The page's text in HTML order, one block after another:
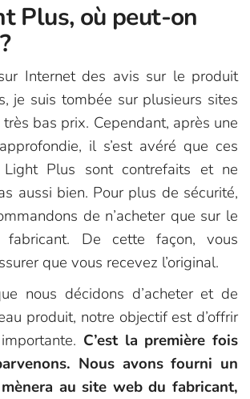
Plus, où peut-on
Internet des avis sur le produit
je suis tombée sur plusieurs sites
très bas prix. Cependant, après une
il s’est avéré que ces
Light Plus sont contrefaits et ne
aussi bien. Pour plus de sécurité,
de n’acheter que sur le
De cette façon, vous
que vous recevez l’original.
nous décidons d’acheter et de
produit, notre objectif est d’offrir
C’est la première fois
Nous avons fourni un
au site web du fabricant,